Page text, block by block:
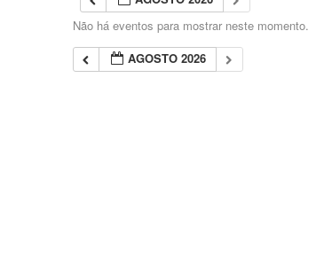
Não há eventos para mostrar neste momento.
AGOSTO 2026